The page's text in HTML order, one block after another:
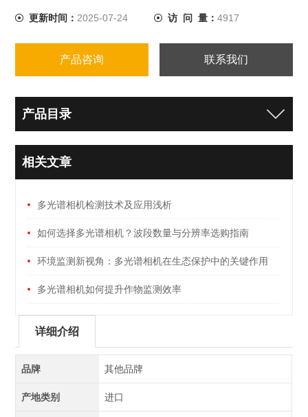
更新时间： 2025-07-24 访 问 量： 4917
产品咨询 联系我们
产品目录
相关文章
多光谱相机检测技术及应用浅析
如何选择多光谱相机？波段数量与分辨率选购指南
环境监测新视角：多光谱相机在生态保护中的关键作用
多光谱相机如何提升作物监测效率
详细介绍
品牌 其他品牌
产地类别 进口